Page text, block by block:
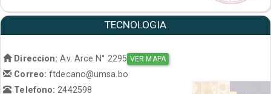
TECNOLOGIA
Direccion: Av. Arce N° 2295 VER MAPA
Correo:ftdecano@umsa.bo
Telefono: 2442598